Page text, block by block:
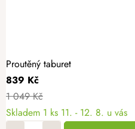
Proutěný taburet
839 Kč
1 049 Kč
Skladem 1 ks 11. - 12. 8. u vás